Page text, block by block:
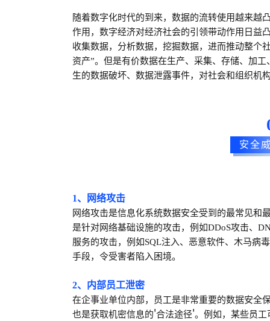
随着数字化时代的到来，数据的流转使用越来越
作用，数字经济对经济社会的引领带动作用日益
收集数据，分析数据，挖掘数据，进而推动整个
资产”。 但是有价数据在生产、采集、存储、加
生的数据破坏、数据泄露事件，对社会和组织机
安全
1、网络攻击
网络攻击是信息化系统数据安全受到的最常见和
是针对网络基础设施的攻击，例如DDoS攻击、
服务的攻击，例如SQL注入、恶意软件、木马病
手段，令受害者陷入困境。
2、内部员工泄密
在企事业单位内部，员工是非常重要的数据安全
也是获取机密信息的'合法途径'。例如，某些员